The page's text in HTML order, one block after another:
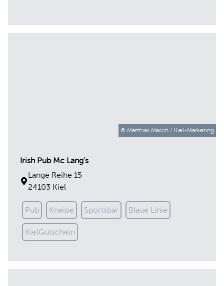
Irish Pub Mc Lang's
Lange Reihe 15
24103 Kiel
Pub Kneipe Sportsbar Blaue Linie
KielGutschein